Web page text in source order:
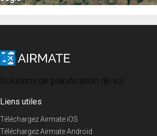
Solutions de planification de vol
Liens utiles
Téléchargez Airmate iOS
Téléchargez Airmate Android